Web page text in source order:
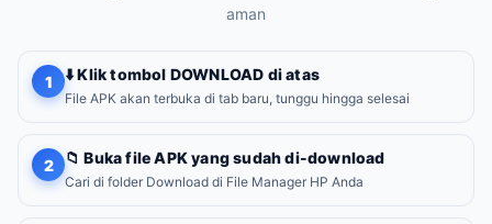
aman
1 ⬇️ Klik tombol DOWNLOAD di atas
File APK akan terbuka di tab baru, tunggu hingga selesai
2 📁 Buka file APK yang sudah di-download
Cari di folder Download di File Manager HP Anda